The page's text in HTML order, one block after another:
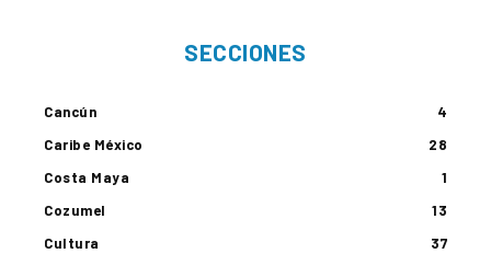
SECCIONES
Cancún
4
Caribe México
28
Costa Maya
1
Cozumel
13
Cultura
37